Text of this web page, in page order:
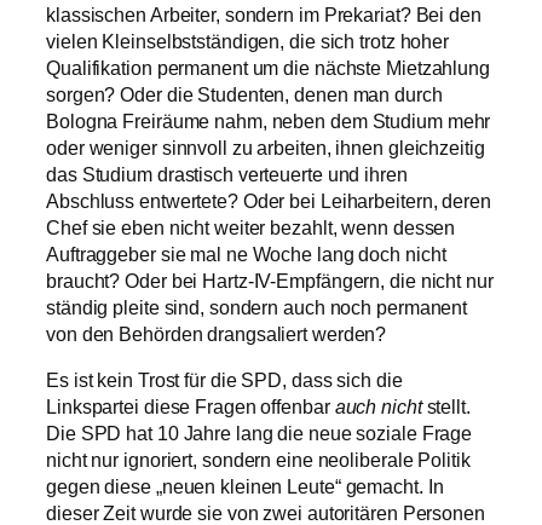
klassischen Arbeiter, sondern im Prekariat? Bei den
vielen Kleinselbstständigen, die sich trotz hoher
Qualifikation permanent um die nächste Mietzahlung
sorgen? Oder die Studenten, denen man durch
Bologna Freiräume nahm, neben dem Studium mehr
oder weniger sinnvoll zu arbeiten, ihnen gleichzeitig
das Studium drastisch verteuerte und ihren
Abschluss entwertete? Oder bei Leiharbeitern, deren
Chef sie eben nicht weiter bezahlt, wenn dessen
Auftraggeber sie mal ne Woche lang doch nicht
braucht? Oder bei Hartz-IV-Empfängern, die nicht nur
ständig pleite sind, sondern auch noch permanent
von den Behörden drangsaliert werden?
Es ist kein Trost für die SPD, dass sich die
Linkspartei diese Fragen offenbar auch nichtstellt.
Die SPD hat 10 Jahre lang die neue soziale Frage
nicht nur ignoriert, sondern eine neoliberale Politik
gegen diese „neuen kleinen Leute“ gemacht. In
dieser Zeit wurde sie von zwei autoritären Personen